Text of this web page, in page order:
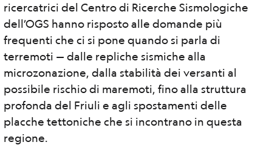
ricercatrici del Centro di Ricerche Sismologiche
dell’OGS hanno risposto alle domande più
frequenti che ci si pone quando si parla di
terremoti — dalle repliche sismiche alla
microzonazione, dalla stabilità dei versanti al
possibile rischio di maremoti, fino alla struttura
profonda del Friuli e agli spostamenti delle
placche tettoniche che si incontrano in questa
regione.